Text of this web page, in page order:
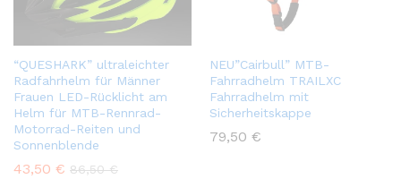
“QUESHARK” ultraleichter
Radfahrhelm für Männer
Frauen LED-Rücklicht am
Helm für MTB-Rennrad-
Motorrad-Reiten und
Sonnenblende
43,50 € 86,50€
NEU”Cairbull” MTB-
Fahrradhelm TRAILXC
Fahrradhelm mit
Sicherheitskappe
79,50 €